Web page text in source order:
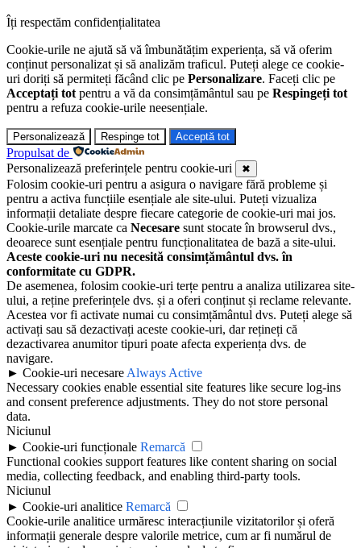
Îți respectăm confidențialitatea
Cookie-urile ne ajută să vă îmbunătățim experiența, să vă oferim
conținut personalizat și să analizăm traficul. Puteți alege ce cookie-
uri doriți să permiteți făcând clic pe Personalizare. Faceți clic pe
Acceptați tot pentru a vă da consimțământul sau pe Respingeți tot
pentru a refuza cookie-urile neesențiale.
Personalizează Respinge tot Acceptă tot
Propulsat de
Personalizează preferințele pentru cookie-uri
✖
Folosim cookie-uri pentru a asigura o navigare fără probleme și
pentru a activa funcțiile esențiale ale site-ului. Puteți vizualiza
informații detaliate despre fiecare categorie de cookie-uri mai jos.
Cookie-urile marcate ca Necesare sunt stocate în browserul dvs.,
deoarece sunt esențiale pentru funcționalitatea de bază a site-ului.
Aceste cookie-uri nu necesită consimțământul dvs. în
conformitate cu GDPR.
De asemenea, folosim cookie-uri terțe pentru a analiza utilizarea site-
ului, a reține preferințele dvs. și a oferi conținut și reclame relevante.
Acestea vor fi activate numai cu consimțământul dvs. Puteți alege să
activați sau să dezactivați aceste cookie-uri, dar rețineți că
dezactivarea anumitor tipuri poate afecta experiența dvs. de
navigare.
► Cookie-uri necesare Always Active
Necessary cookies enable essential site features like secure log-ins
and consent preference adjustments. They do not store personal
data.
Niciunul
► Cookie-uri funcționale Remarcă
Functional cookies support features like content sharing on social
media, collecting feedback, and enabling third-party tools.
Niciunul
► Cookie-uri analitice Remarcă
Cookie-urile analitice urmăresc interacțiunile vizitatorilor și oferă
informații generale despre valorile metrice, cum ar fi numărul de